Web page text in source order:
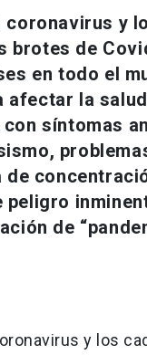
coronavirus y
brotes de
en todo el
afectar la
síntomas
peligro
de
y los